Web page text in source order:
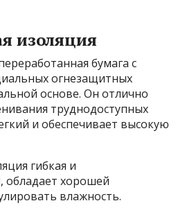
изоляция
бумага с
огнезащитных
основе. Он отлично
труднодоступных
и обеспечивает высокую
гибкая и
обладает хорошей
влажность.